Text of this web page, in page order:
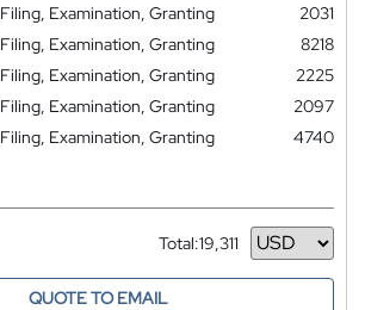
Filing, Examination, Granting
2031
Filing, Examination, Granting
8218
Filing, Examination, Granting
2225
Filing, Examination, Granting
2097
Filing, Examination, Granting
4740
Total:19,311
Currency
QUOTE TO EMAIL